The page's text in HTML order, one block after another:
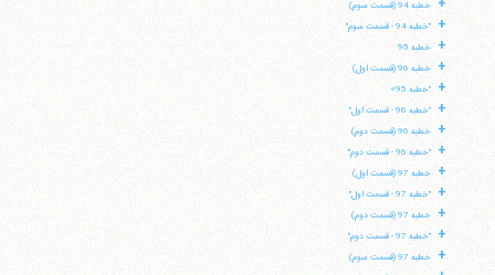
خطبه 94 (قسمت سوم)
+ "خطبه 94 - قسمت سوم"
+ خطبه 95
+ خطبه 96 (قسمت اول)
+ "خطبه 95»
+ "خطبه 96 - قسمت اول"
+ خطبه 96 (قسمت دوم)
+ "خطبه 96 - قسمت دوم"
+ خطبه 97 (قسمت اول)
+ "خطبه 97 - قسمت اول"
+ خطبه 97 (قسمت دوم)
+ "خطبه 97 - قسمت دوم"
+ خطبه 97 (قسمت سوم)